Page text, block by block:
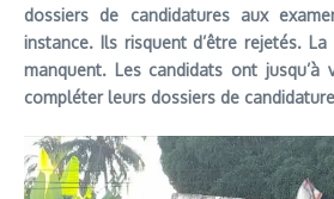
dossiers de candidatures aux
instance. Ils risquent d’être rejetés.
manquent. Les candidats ont jusqu’à
compléter leurs dossiers de